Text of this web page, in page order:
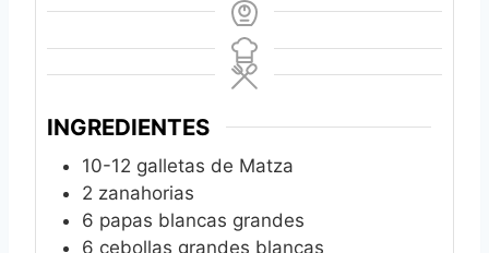
INGREDIENTES
10-12 galletas de Matza
2 zanahorias
6 papas blancas grandes
6 cebollas grandes blancas